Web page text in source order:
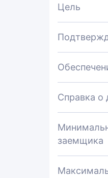
Цель
Справка о
заемщика